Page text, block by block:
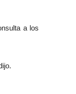
a los